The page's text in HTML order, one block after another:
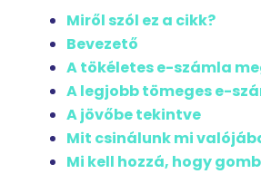
Miről szól ez a cikk?
Bevezető
A tökéletes e-számla
A legjobb tömeges e-
A jövőbe tekintve
Mit csinálunk mi
Mi kell hozzá, hogy